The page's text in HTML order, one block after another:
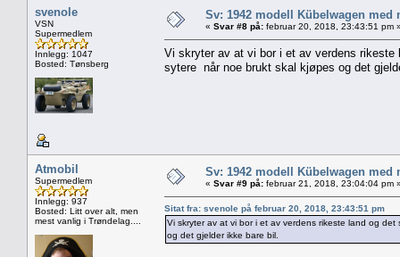
svenole
VSN
Supermedlem
Innlegg: 1047
Bosted: Tønsberg
Sv: 1942 modell Kübelwagen
« Svar #8 på: februar 20, 2018, 23:43:51 pm
Vi skryter av at vi bor i et av verdens rikeste
sytere når noe brukt skal kjøpes og det
Atmobil
Supermedlem
Innlegg: 937
Bosted: Litt over alt, men
mest vanlig i Trøndelag....
Sv: 1942 modell Kübelwagen
« Svar #9 på: februar 21, 2018, 23:04:04 pm
Sitat fra: svenole på februar 20, 2018, 23:43:51 pm
Vi skryter av at vi bor i et av verdens rikeste land og
og det gjelder ikke bare bil.